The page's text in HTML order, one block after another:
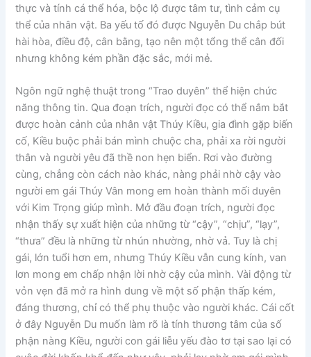
thực và tính cá thể hóa, bộc lộ được tâm tư, tình cảm cụ
thể của nhân vật. Ba yếu tố đó được Nguyễn Du chắp bút
hài hòa, điều độ, cân bằng, tạo nên một tổng thể cân đối
nhưng không kém phần đặc sắc, mới mẻ.
Ngôn ngữ nghệ thuật trong “Trao duyên” thể hiện chức
năng thông tin. Qua đoạn trích, người đọc có thể nắm bắt
được hoàn cảnh của nhân vật Thúy Kiều, gia đình gặp biến
cố, Kiều buộc phải bán mình chuộc cha, phải xa rời người
thân và người yêu đã thề non hẹn biển. Rơi vào đường
cùng, chẳng còn cách nào khác, nàng phải nhờ cậy vào
người em gái Thúy Vân mong em hoàn thành mối duyên
với Kim Trọng giúp mình. Mở đầu đoạn trích, người đọc
nhận thấy sự xuất hiện của những từ “cậy”, “chịu”, “lạy”,
“thưa” đều là những từ nhún nhường, nhờ vả. Tuy là chị
gái, lớn tuổi hơn em, nhưng Thúy Kiều vẫn cung kính, van
lơn mong em chấp nhận lời nhờ cậy của mình. Vài động từ
vỏn vẹn đã mở ra hình dung về một số phận thấp kém,
đáng thương, chỉ có thể phụ thuộc vào người khác. Cái cốt
ở đây Nguyễn Du muốn làm rõ là tính thương tâm của số
phận nàng Kiều, người con gái liễu yếu đào tơ tại sao lại có